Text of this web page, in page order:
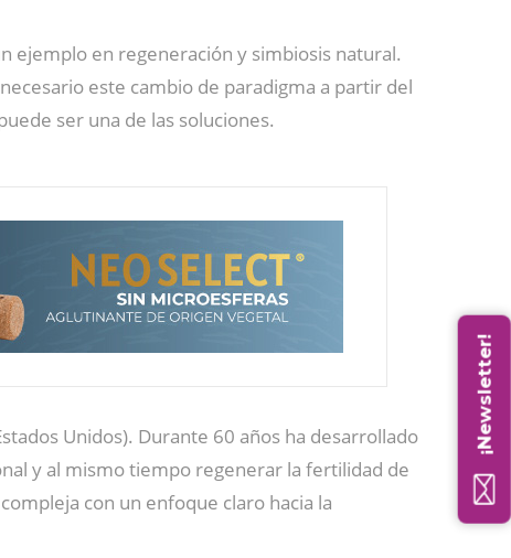
ejemplo en regeneración y simbiosis natural.
este cambio de paradigma a partir del
ser una de las soluciones.
Unidos). Durante 60 años ha desarrollado
y al mismo tiempo regenerar la fertilidad de
con un enfoque claro hacia la
¡Newsletter!